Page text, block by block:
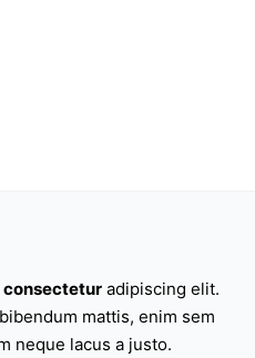
consectetur adipiscing elit.
mattis, enim sem
neque lacus a justo.